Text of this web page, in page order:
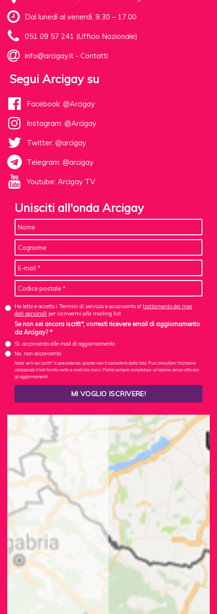
Dal lunedì al venerdì, 9.30 – 17.00
051 09 57 241 (Ufficio Nazionale)
info@arcigay.it - Contatti
Segui Arcigay su
Facebook: @Arcigay
Instagram: @Arcigay
Twitter: @arcigay
Telegram: @arcigay
Youtube: Arcigay TV
Unisciti all'onda Arcigay
Ho letto e accetto i Termini di servizio e acconsento al trattamento dei miei
dati personali per iscrivermi alla mailing list
Se non sei ancora iscritt*, vorresti ricevere email di aggiornamento
da Arcigay? *
Sì, acconsento alle mail di aggiornamento
No, non acconsento
Nota: se ti sei iscritt* in precedenza, questo non ti cancellerà dalla lista. Puoi annullare l'iscrizione
utilizzando il link fornito nelle e-mail che ricevi. Potrai sempre completare un'azione senza attivare
gli aggiornamenti.